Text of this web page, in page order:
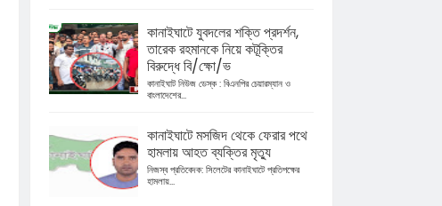
কানাইঘাটে যুবদলের শক্তি প্রদর্শন,
তারেক রহমানকে নিয়ে কটূক্তির
বিরুদ্ধে বি/ক্ষো/ভ
কানাইঘাট নিউজ ডেস্ক : বিএনপির চেয়ারম্যান ও
বাংলাদেশের...
কানাইঘাটে মসজিদ থেকে ফেরার পথে
হামলায় আহত ব্যক্তির মৃত্যু
নিজস্ব প্রতিবেদক: সিলেটের কানাইঘাটে প্রতিপক্ষের
হামলায়...